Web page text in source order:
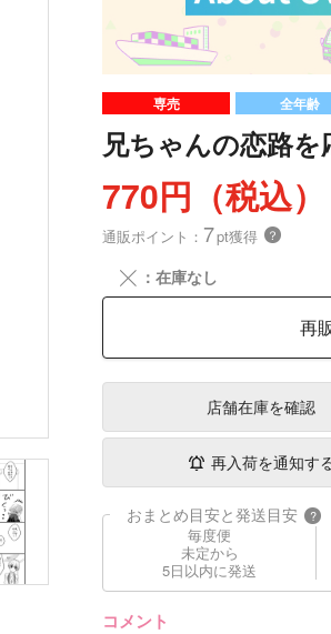
専売 全年齢
兄ちゃんの恋路を
770円（税込）
通販ポイント： 7pt獲得 ？
╳ ：在庫なし
再
店舗在庫を確認
再入荷を通知す
おまとめ目安と発送目安 ?
毎度便
未定から
5日以内に発送
コメント